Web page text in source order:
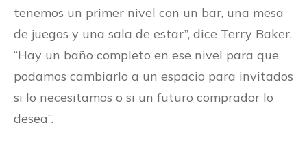
tenemos un primer nivel con un bar, una mesa
de juegos y una sala de estar”, dice Terry Baker.
“Hay un baño completo en ese nivel para que
podamos cambiarlo a un espacio para invitados
si lo necesitamos o si un futuro comprador lo
desea”.